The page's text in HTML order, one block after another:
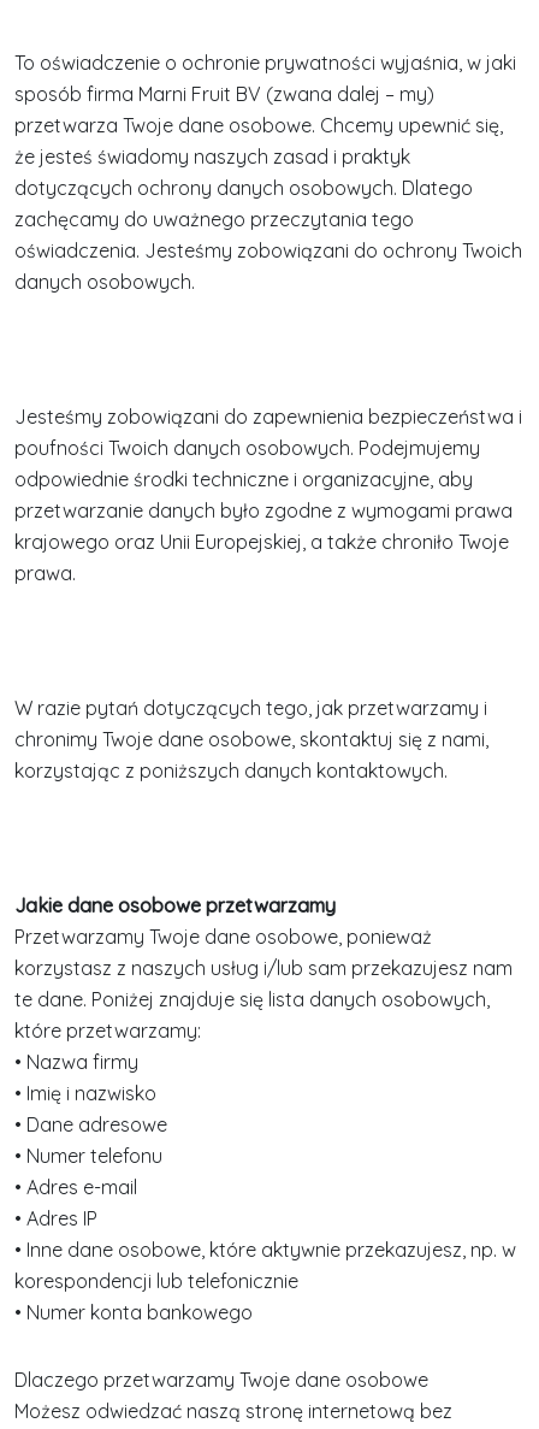
To oświadczenie o ochronie prywatności wyjaśnia, w jaki
sposób firma Marni Fruit BV (zwana dalej – my)
przetwarza Twoje dane osobowe. Chcemy upewnić się,
że jesteś świadomy naszych zasad i praktyk
dotyczących ochrony danych osobowych. Dlatego
zachęcamy do uważnego przeczytania tego
oświadczenia. Jesteśmy zobowiązani do ochrony Twoich
danych osobowych.
Jesteśmy zobowiązani do zapewnienia bezpieczeństwa i
poufności Twoich danych osobowych. Podejmujemy
odpowiednie środki techniczne i organizacyjne, aby
przetwarzanie danych było zgodne z wymogami prawa
krajowego oraz Unii Europejskiej, a także chroniło Twoje
prawa.
W razie pytań dotyczących tego, jak przetwarzamy i
chronimy Twoje dane osobowe, skontaktuj się z nami,
korzystając z poniższych danych kontaktowych.
Jakie dane osobowe przetwarzamy
Przetwarzamy Twoje dane osobowe, ponieważ
korzystasz z naszych usług i/lub sam przekazujesz nam
te dane. Poniżej znajduje się lista danych osobowych,
które przetwarzamy:
• Nazwa firmy
• Imię i nazwisko
• Dane adresowe
• Numer telefonu
• Adres e-mail
• Adres IP
• Inne dane osobowe, które aktywnie przekazujesz, np. w
korespondencji lub telefonicznie
• Numer konta bankowego
Dlaczego przetwarzamy Twoje dane osobowe
Możesz odwiedzać naszą stronę internetową bez